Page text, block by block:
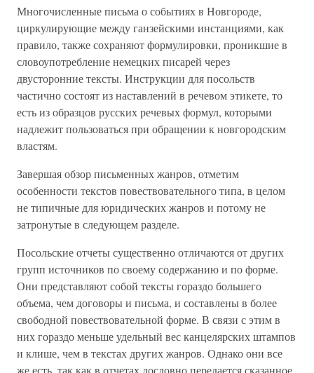
Многочисленные письма о событиях в Новгороде,
циркулирующие между ганзейскими инстанциями, как
правило, также сохраняют формулировки, проникшие в
словоупотребление немецких писарей через
двусторонние тексты. Инструкции для посольств
частично состоят из наставлений в речевом этикете, то
есть из образцов русских речевых формул, которыми
надлежит пользоваться при обращении к новгородским
властям.
Завершая обзор письменных жанров, отметим
особенности текстов повествовательного типа, в целом
не типичные для юридических жанров и потому не
затронутые в следующем разделе.
Посольские отчеты существенно отличаются от других
групп источников по своему содержанию и по форме.
Они представляют собой тексты гораздо большего
объема, чем договоры и письма, и составлены в более
свободной повествовательной форме. В связи с этим в
них гораздо меньше удельный вес канцелярских штампов
и клише, чем в текстах других жанров. Однако они все
же есть, так как в отчетах дословно передается сказанное